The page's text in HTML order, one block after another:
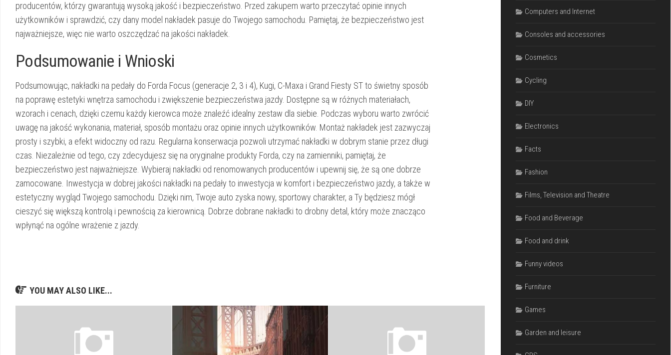
producentów, którzy gwarantują wysoką jakość i bezpieczeństwo. Przed zakupem warto przeczytać opinie innych
użytkowników i sprawdzić, czy dany model nakładek pasuje do Twojego samochodu. Pamiętaj, że bezpieczeństwo jest
najważniejsze, więc nie warto oszczędzać na jakości nakładek.
Podsumowanie i Wnioski
Podsumowując, nakładki na pedały do Forda Focus (generacje 2, 3 i 4), Kugi, C-Maxa i Grand Fiesty ST to świetny sposób
na poprawę estetyki wnętrza samochodu i zwiększenie bezpieczeństwa jazdy. Dostępne są w różnych materiałach,
wzorach i cenach, dzięki czemu każdy kierowca może znaleźć idealny zestaw dla siebie. Podczas wyboru warto zwrócić
uwagę na jakość wykonania, materiał, sposób montażu oraz opinie innych użytkowników. Montaż nakładek jest zazwyczaj
prosty i szybki, a efekt widoczny od razu. Regularna konserwacja pozwoli utrzymać nakładki w dobrym stanie przez długi
czas. Niezależnie od tego, czy zdecydujesz się na oryginalne produkty Forda, czy na zamienniki, pamiętaj, że
bezpieczeństwo jest najważniejsze. Wybieraj nakładki od renomowanych producentów i upewnij się, że są one dobrze
zamocowane. Inwestycja w dobrej jakości nakładki na pedały to inwestycja w komfort i bezpieczeństwo jazdy, a także w
estetyczny wygląd Twojego samochodu. Dzięki nim, Twoje auto zyska nowy, sportowy charakter, a Ty będziesz mógł
cieszyć się większą kontrolą i pewnością za kierownicą. Dobrze dobrane nakładki to drobny detal, który może znacząco
wpłynąć na ogólne wrażenie z jazdy.
YOU MAY ALSO LIKE...
Computers and Internet
Consoles and accessories
Cosmetics
Cycling
DIY
Electronics
Facts
Fashion
Films, Television and Theatre
Food and Beverage
Food and drink
Funny videos
Furniture
Games
Garden and leisure